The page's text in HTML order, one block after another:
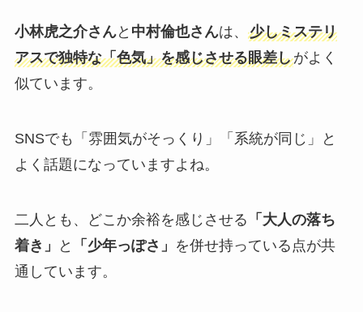
小林虎之介さんと 中村倫也さんは、 少しミステリ
アスで独特な「色気」を感じさせる眼差しがよく
似ています。
SNSでも「雰囲気がそっくり」「系統が同じ」と
よく話題になっていますよね。
二人とも、どこか余裕を感じさせる 「大人の落ち
着き」
と 「少年っぽさ」 を併せ持っている点が共
通しています。